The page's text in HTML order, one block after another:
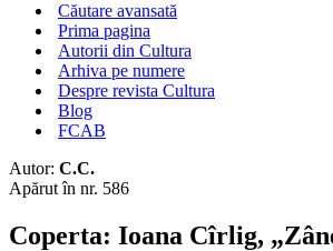
Căutare avansată
Prima pagina
Autorii din Cultura
Arhiva pe numere
Despre revista Cultura
Blog
FCAB
Autor: C.C.
Apărut în nr. 586
Coperta: Ioana Cîrlig,